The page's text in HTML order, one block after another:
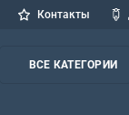
Контакты
ВСЕ КАТЕГОРИИ